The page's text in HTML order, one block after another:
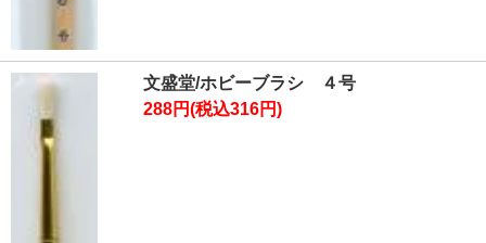
文盛堂/ホビーブラシ ４号
288円(税込316円)